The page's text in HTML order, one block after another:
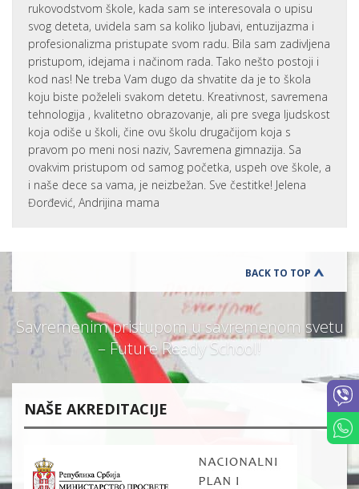
rukovodstvom škole, kada sam se interesovala o upisu
svog deteta, uvidela sam sa koliko ljubavi, entuzijazma i
profesionalizma pristupate svom radu. Bila sam zadivljena
pristupom, idejama i načinom rada. Tako nešto postoji i
kod nas! Ne treba Vam dugo da shvatite da je to škola
koju biste poželeli svakom detetu. Kreativnost, savremena
tehnologija , kvalitetno obrazovanje, ali pre svega ljudskost
koja odiše u školi, čine ovu školu drugačijom koja s
pravom po meni nosi naziv, Savremena gimnazija. Sa
ovakvim pristupom od samog početka, uspeh ove škole, a
i naše dece sa vama, je neizbežan. Sve čestitke! Jelena
Đorđević, Andrijina mama
BACK TO TOP
Savremenim pristupom u savremenom svetu
– Future Ready School!
NAŠE AKREDITACIJE